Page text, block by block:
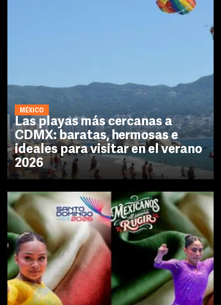
MÉXICO
Las playas más cercanas a
CDMX: baratas, hermosas e
ideales para visitar en el verano
2026